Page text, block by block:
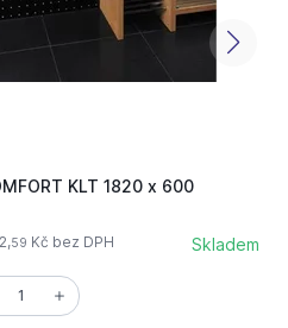
KLT 1820 x 600
59 Kč bez DPH Skladem